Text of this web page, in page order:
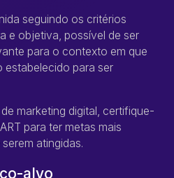
seguindo os critérios
e objetiva, possível de ser
para o contexto em que
estabelecido para ser
marketing digital, certifique-
para ter metas mais
atingidas.
alvo